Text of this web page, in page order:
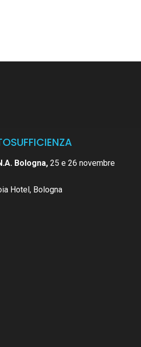
Bologna, 25 e 26 novembre
Hotel, Bologna